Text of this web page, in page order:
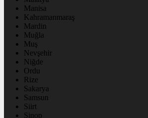
Manisa
Kahramanmaraş
Mardin
Muğla
Muş
Nevşehir
Niğde
Ordu
Rize
Sakarya
Samsun
Siirt
Sinop